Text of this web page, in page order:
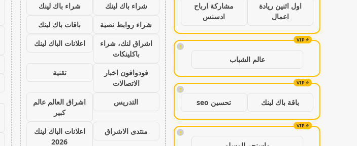
اول اثنين ريادة
اعمال
مشاركة ارباح
ادسنس
!
عالم الشباب
!
باقة باك لينك تحسين seo
!
شراء باك لينك
شراء باك لينك
شراء روابط نصية
باقات باك لينك
اشراق لنك، شراء
باكلينكات
اعلانات الباك لينك
فودوافون اخبار
الاتصالات
تقنية
التدريس
اشراق العالم عالم
كبير
منتدى الاشراق
اعلانات الباك لينك
2026